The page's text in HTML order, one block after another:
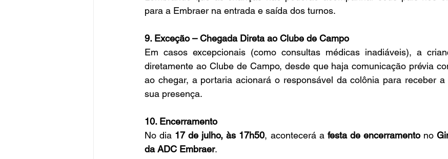
para a Embraer na entrada e saída dos turnos.
9. Exceção – Chegada Direta ao Clube de Campo
Em casos excepcionais (como consultas médicas inadiáveis), a
diretamente ao Clube de Campo, desde que haja comunicação prévia
ao chegar, a portaria acionará o responsável da colônia para receber
sua presença.
10. Encerramento
No dia 17 de julho, às 17h50, acontecerá a festa de encerramento no
da ADC Embraer.